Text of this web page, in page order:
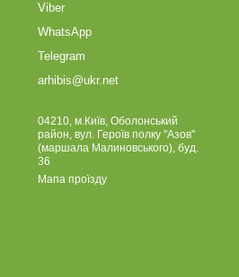
Viber
WhatsApp
Telegram
arhibis@ukr.net
04210, м.Київ, Оболонський
район, вул. Героїв полку "Азов"
(маршала Малиновського), буд.
36
Мапа проїзду